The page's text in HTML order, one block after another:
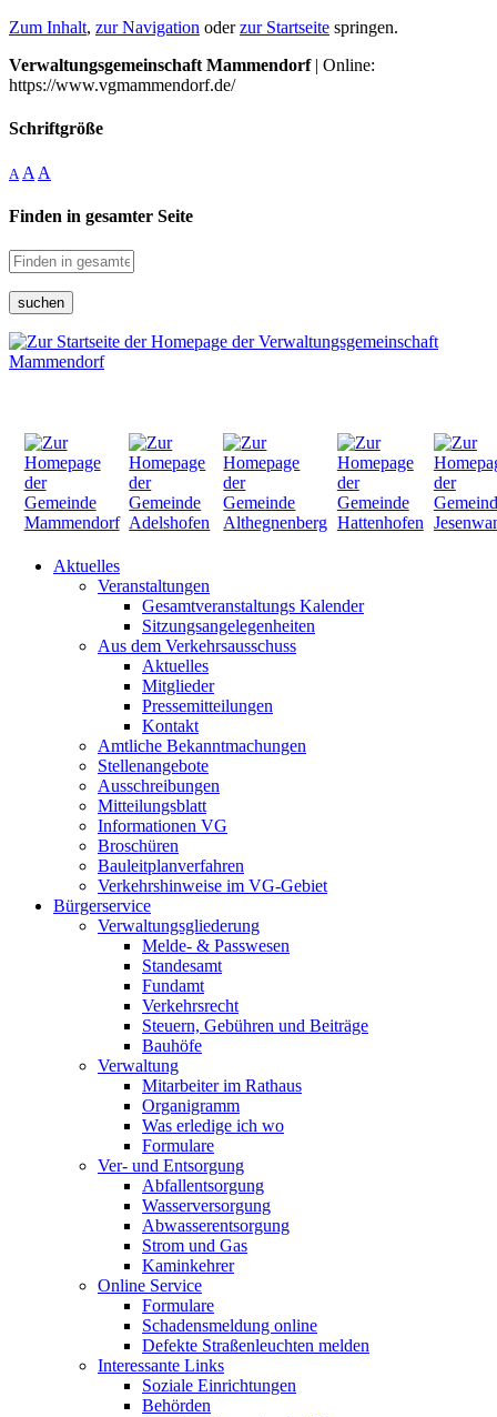
Zum Inhalt, zur Navigation oderzur Startseite springen.
Verwaltungsgemeinschaft Mammendorf| Online:
https://www.vgmammendorf.de/
Schriftgröße
A A A
Finden in gesamter Seite
suchen
Aktuelles
Veranstaltungen
Gesamtveranstaltungs Kalender
Sitzungsangelegenheiten
Aus dem Verkehrsausschuss
Aktuelles
Mitglieder
Pressemitteilungen
Kontakt
Amtliche Bekanntmachungen
Stellenangebote
Ausschreibungen
Mitteilungsblatt
Informationen VG
Broschüren
Bauleitplanverfahren
Verkehrshinweise im VG-Gebiet
Bürgerservice
Verwaltungsgliederung
Melde- & Passwesen
Standesamt
Fundamt
Verkehrsrecht
Steuern, Gebühren und Beiträge
Bauhöfe
Verwaltung
Mitarbeiter im Rathaus
Organigramm
Was erledige ich wo
Formulare
Ver- und Entsorgung
Abfallentsorgung
Wasserversorgung
Abwasserentsorgung
Strom und Gas
Kaminkehrer
Online Service
Formulare
Schadensmeldung online
Defekte Straßenleuchten melden
Interessante Links
Soziale Einrichtungen
Behörden